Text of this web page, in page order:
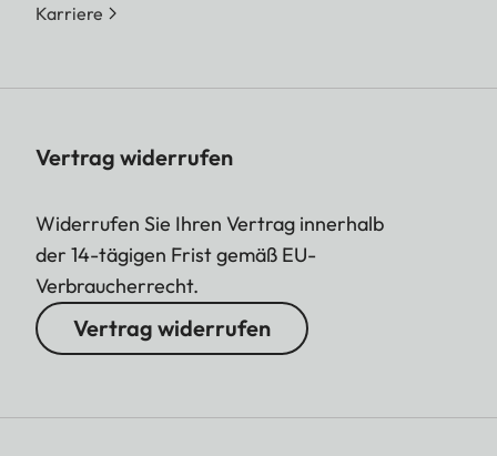
Karriere
Vertrag widerrufen
Widerrufen Sie Ihren Vertrag innerhalb
der 14-tägigen Frist gemäß EU-
Verbraucherrecht.
Vertrag widerrufen